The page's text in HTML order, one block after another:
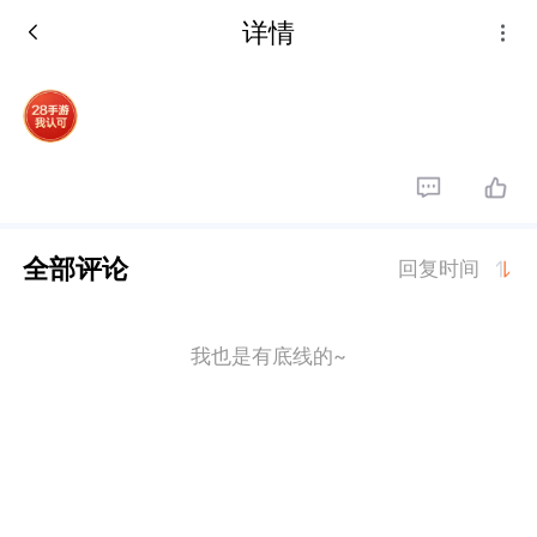
详情
全部评论 回复时间
我也是有底线的~